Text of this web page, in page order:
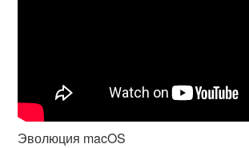
Эволюция macOS